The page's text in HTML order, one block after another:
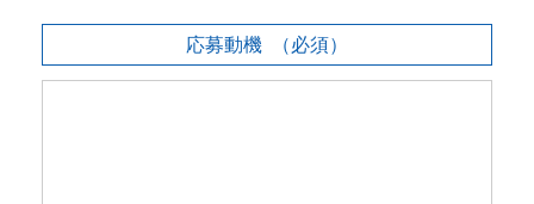
応募動機 （必須）